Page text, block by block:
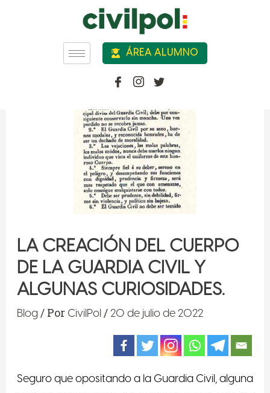
ÁREA ALUMNO
LA CREACIÓN DEL CUERPO
DE LA GUARDIA CIVIL Y
ALGUNAS CURIOSIDADES.
Blog/ Por CivilPol / 20 de julio de 2022
Seguro que opositando a la Guardia Civil, alguna